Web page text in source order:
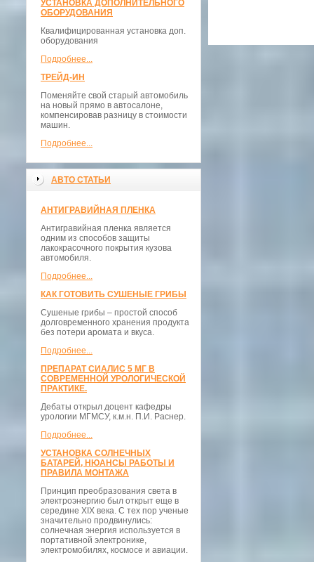
УСТАНОВКА ДОПОЛНИТЕЛЬНОГО
ОБОРУДОВАНИЯ
Квалифицированная установка доп.
оборудования
Подробнее...
ТРЕЙД-ИН
Поменяйте свой старый автомобиль
на новый прямо в автосалоне,
компенсировав разницу в стоимости
машин.
Подробнее...
АВТО СТАТЬИ
АНТИГРАВИЙНАЯ ПЛЕНКА
Антигравийная пленка является
одним из способов защиты
лакокрасочного покрытия кузова
автомобиля.
Подробнее...
КАК ГОТОВИТЬ СУШЕНЫЕ ГРИБЫ
Сушеные грибы – простой способ
долговременного хранения продукта
без потери аромата и вкуса.
Подробнее...
ПРЕПАРАТ СИАЛИС 5 МГ В
СОВРЕМЕННОЙ УРОЛОГИЧЕСКОЙ
ПРАКТИКЕ.
Дебаты открыл доцент кафедры
урологии МГМСУ, к.м.н. П.И. Раснер.
Подробнее...
УСТАНОВКА СОЛНЕЧНЫХ
БАТАРЕЙ, НЮАНСЫ РАБОТЫ И
ПРАВИЛА МОНТАЖА
Принцип преобразования света в
электроэнергию был открыт еще в
середине XIX века. С тех пор ученые
значительно продвинулись:
солнечная энергия используется в
портативной электронике,
электромобилях, космосе и авиации.